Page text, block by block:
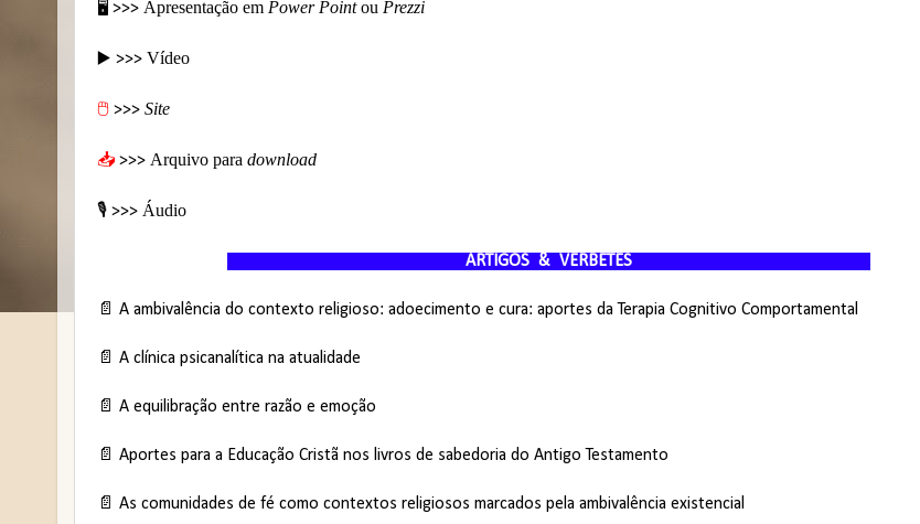
🖥️ >>> Apresentação em Power Pointou Prezzi
▶️ >>> Vídeo
🖱️ >>> Site
📥 >>> Arquivo para download
🎙️ >>> Áudio
ARTIGOS & VERBETES
📄 A ambivalência do contexto religioso: adoecimento e cura: aportes da Terapia Cognitivo Comportamental
📄 A clínica psicanalítica na atualidade
📄 A equilibração entre razão e emoção
📄 Aportes para a Educação Cristã nos livros de sabedoria do Antigo Testamento
📄 As comunidades de fé como contextos religiosos marcados pela ambivalência existencial